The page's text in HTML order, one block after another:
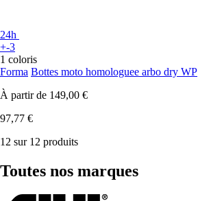
24h
+-3
1 coloris
Forma Bottes moto homologuee arbo dry WP
À partir de 149,00 €
97,77 €
12 sur 12 produits
Toutes nos marques